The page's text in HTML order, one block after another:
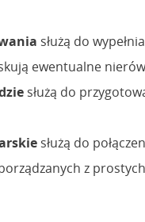
służą do
ewentualne
służą do
służą do
z